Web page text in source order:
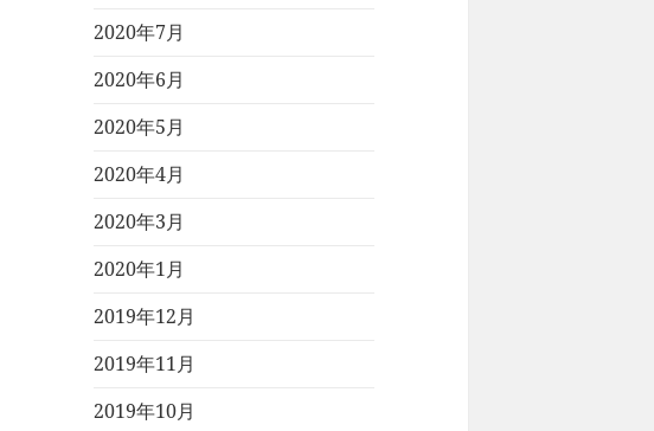
2020年7月
2020年6月
2020年5月
2020年4月
2020年3月
2020年1月
2019年12月
2019年11月
2019年10月